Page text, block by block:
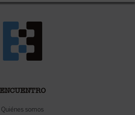
ENCUENTRO
Quiénes somos